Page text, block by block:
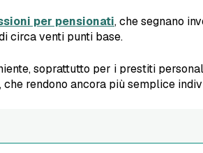
per pensionati, che segnano
circa venti punti base.
soprattutto per i prestiti
, che rendono ancora più semplice